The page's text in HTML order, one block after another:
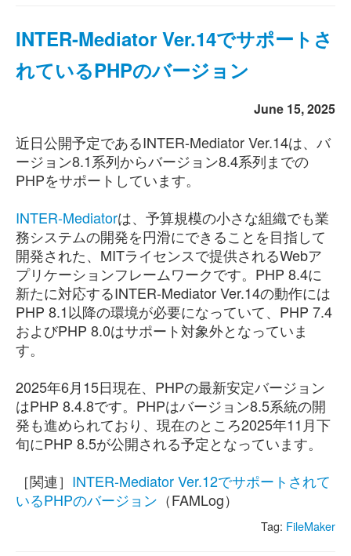
INTER-Mediator Ver.14でサポートさ
れているPHPのバージョン
June 15, 2025
近日公開予定であるINTER-Mediator Ver.14は、バ
ージョン8.1系列からバージョン8.4系列までの
PHPをサポートしています。
INTER-Mediatorは、予算規模の小さな組織でも業
務システムの開発を円滑にできることを目指して
開発された、MITライセンスで提供されるWebア
プリケーションフレームワークです。PHP 8.4に
新たに対応するINTER-Mediator Ver.14の動作には
PHP 8.1以降の環境が必要になっていて、PHP 7.4
およびPHP 8.0はサポート対象外となっていま
す。
2025年6月15日現在、PHPの最新安定バージョン
はPHP 8.4.8です。PHPはバージョン8.5系統の開
発も進められており、現在のところ2025年11月下
旬にPHP 8.5が公開される予定となっています。
［関連］ INTER-Mediator Ver.12でサポートされて
いるPHPのバージョン （FAMLog）
Tag: FileMaker